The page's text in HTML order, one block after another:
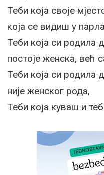
Теби која своје
која се видиш у
Теби која си родила
постоје женска, већ
Теби која си родила
није женског рода,
Теби која куваш и